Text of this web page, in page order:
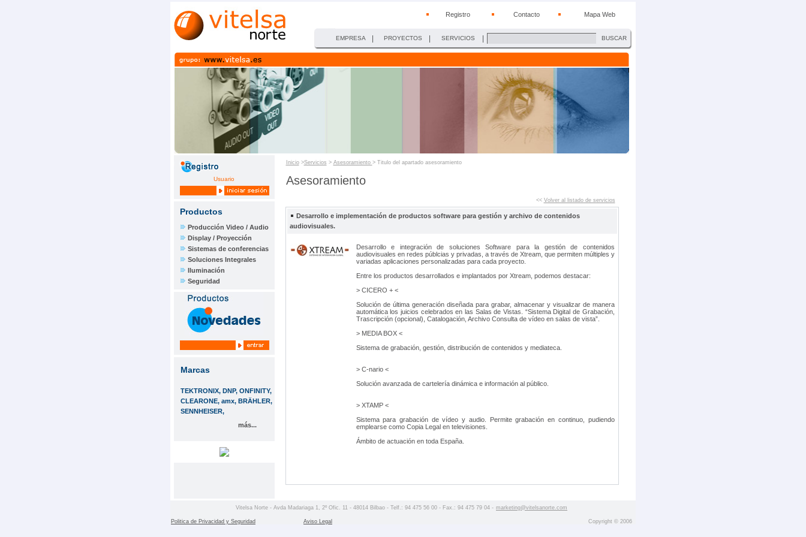
Registro Contacto Mapa Web
EMPRESA PROYECTOS SERVICIOS BUSCAR
Usuario
Productos
Producción Video / Audio
Display / Proyección
Sistemas de conferencias
Soluciones Integrales
Iluminación
Seguridad
Marcas
TEKTRONIX, DNP, ONFINITY,
CLEARONE, amx, BRÄHLER,
SENNHEISER,
más...
Inicio>Servicios > Asesoramiento > Titulo del apartado asesoramiento
Asesoramiento
<< Volver al listado de servicios
Desarrollo e implementación de productos software para gestión y archivo de contenidos
audiovisuales.
Desarrollo e integración de soluciones Software para la gestión de contenidos
audiovisuales en redes públcias y privadas, a través de Xtream, que permiten múltiples y
variadas aplicaciones personalizadas para cada proyecto.
Entre los productos desarrollados e implantados por Xtream, podemos destacar:
> CICERO + <
Solución de última generación diseñada para grabar, almacenar y visualizar de manera
automática los juicios celebrados en las Salas de Vistas. “Sistema Digital de Grabación,
Trascripción (opcional), Catalogación, Archivo Consulta de vídeo en salas de vista”.
> MEDIA BOX <
Sistema de grabación, gestión, distribución de contenidos y mediateca.
> C-nario <
Solución avanzada de cartelería dinámica e información al público.
> XTAMP <
Sistema para grabación de vídeo y audio. Permite grabación en continuo, pudiendo
emplearse como Copia Legal en televisiones.
Ámbito de actuación en toda España.
Vitelsa Norte - Avda Madariaga 1, 2º Ofic. 11 - 48014 Bilbao - Telf.: 94 475 56 00 - Fax.: 94 475 79 04 - marketing@vitelsanorte.com
Politica de Privacidad y Seguridad Aviso Legal Copyright © 2006